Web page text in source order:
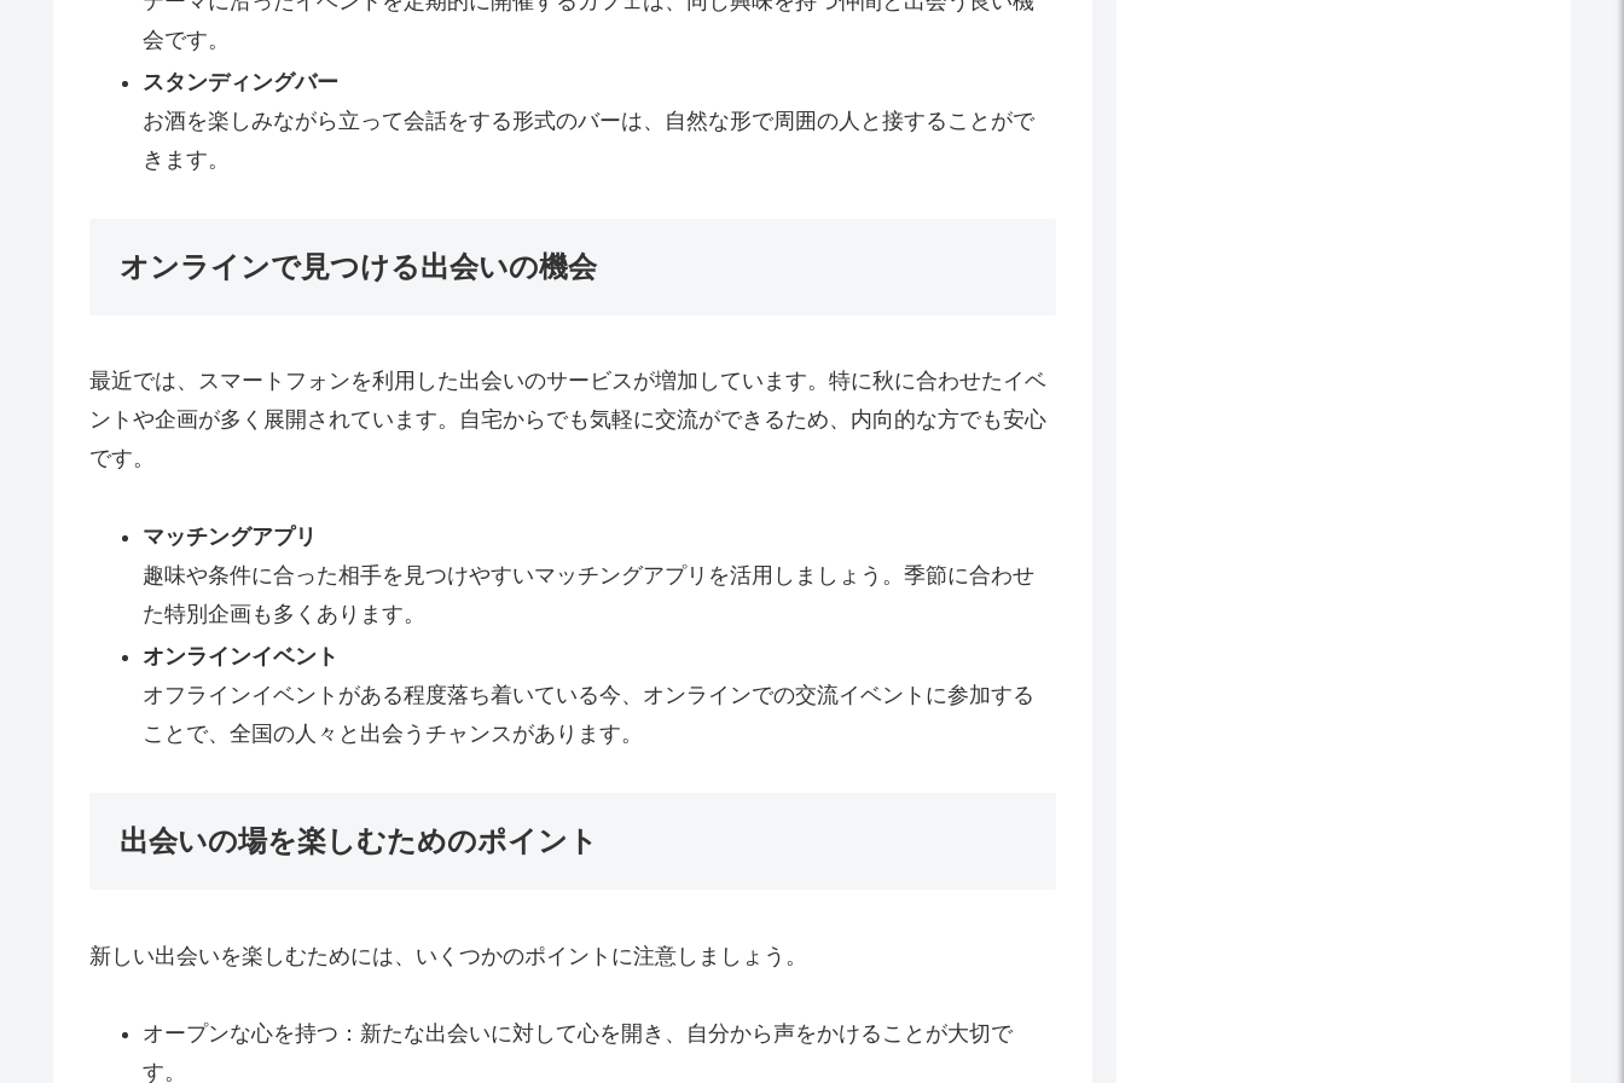
会です。
スタンディングバー
お酒を楽しみながら立って会話をする形式のバーは、自然な形で周囲の人と接することがで
きます。
オンラインで見つける出会いの機会
最近では、スマートフォンを利用した出会いのサービスが増加しています。特に秋に合わせたイベ
ントや企画が多く展開されています。自宅からでも気軽に交流ができるため、内向的な方でも安心
です。
マッチングアプリ
趣味や条件に合った相手を見つけやすいマッチングアプリを活用しましょう。季節に合わせ
た特別企画も多くあります。
オンラインイベント
オフラインイベントがある程度落ち着いている今、オンラインでの交流イベントに参加する
ことで、全国の人々と出会うチャンスがあります。
出会いの場を楽しむためのポイント
新しい出会いを楽しむためには、いくつかのポイントに注意しましょう。
オープンな心を持つ：新たな出会いに対して心を開き、自分から声をかけることが大切で
す。